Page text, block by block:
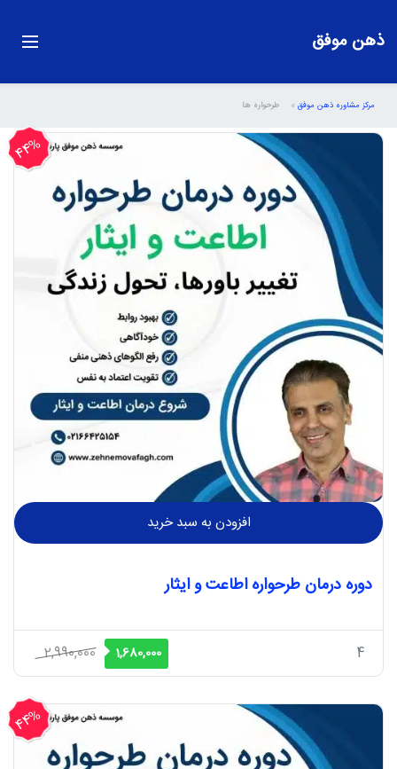
ذهن موفق
مرکز مشاوره ذهن موفق» طرحواره ها
افزودن به سبد خرید
44%
تخفیف
دوره درمان طرحواره اطاعت و ایثار
4
2,990,000
قیمت
اصلی
2,990,000 ریال
1,680,000 قیمت
فعلی
1,680,000 ریال
44%
تخفیف